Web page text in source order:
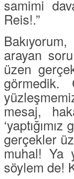
samimi
Reis!.”
arayan
üzen
görmedik.
mesaj,
‘
gerçekler
muhal! Ya
söylem de!